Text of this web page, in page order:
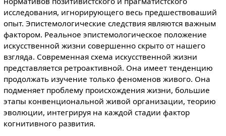
исследования, игнорирующего весь предшествоваший
опыт. Эпистемологические следствия являются важным
фактором. Реальное эпистемологическое положение
искусственной жизни совершенно скрыто от нашего
взгляда. Современная схема искусственной жизни
представляется ретроактивной. Она имеет тенденцию
продолжать изучение только феноменов живого. Она
подменяет проблему происхождения жизни, большие
этапы конвенциональной живой организации, теорию
эволюции, интегрируя на каждой стадии фактор
когнитивного развития.